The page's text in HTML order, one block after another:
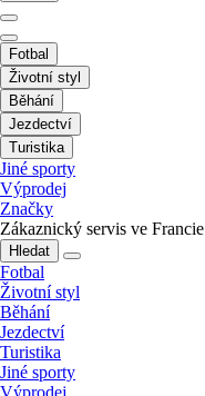
Fotbal
Životní styl
Běhání
Jezdectví
Turistika
Jiné sporty
Výprodej
Značky
Zákaznický servis ve Francie
Hledat
Fotbal
Životní styl
Běhání
Jezdectví
Turistika
Jiné sporty
Výprodej